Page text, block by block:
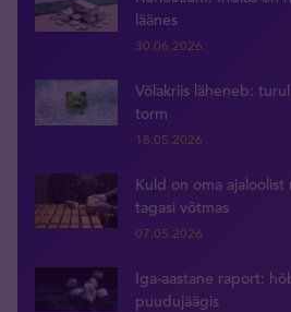
läänes
30.06.2026
Võlakriis läheneb:
torm
18.05.2026
Kuld on oma ajaloolist
tagasi võtmas
07.05.2026
Iga-aastane raport:
puudujäägis